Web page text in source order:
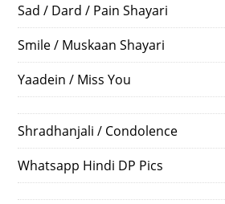
Sad / Dard / Pain Shayari
Smile / Muskaan Shayari
Yaadein / Miss You
Shradhanjali / Condolence
Whatsapp Hindi DP Pics